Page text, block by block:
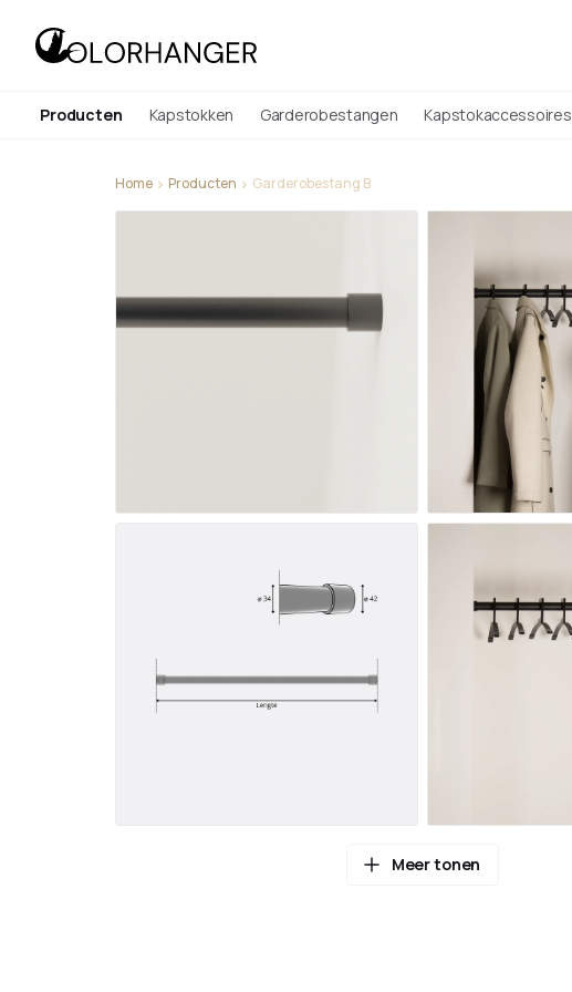
Producten Kapstokken Garderobestangen Kapstokaccessoires
Home Producten Garderobestang B
Meer tonen